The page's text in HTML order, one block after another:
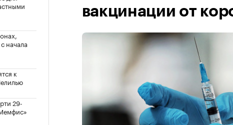
начала
к
29-
вакцинации от